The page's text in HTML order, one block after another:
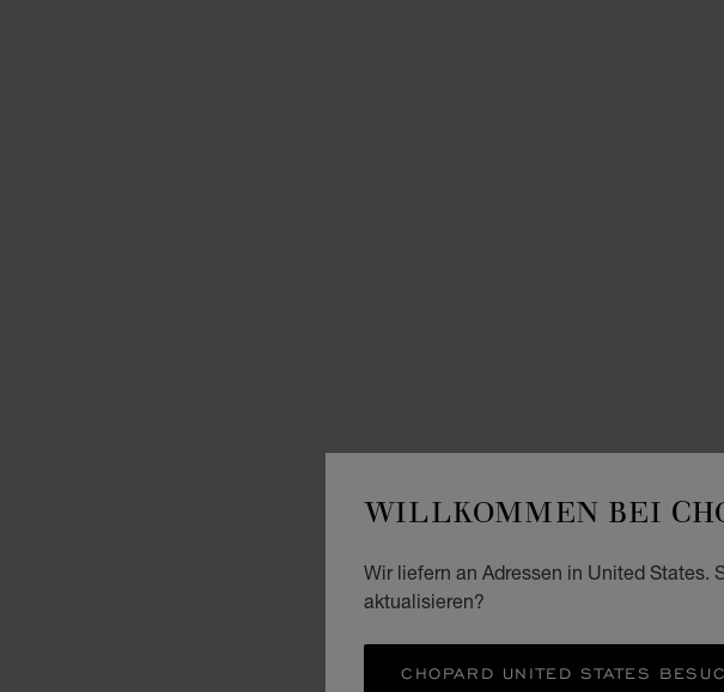
WILLKOMMEN BEI
Wir liefern an Adressen in United States.
aktualisieren?
CHOPARD UNITED STATES